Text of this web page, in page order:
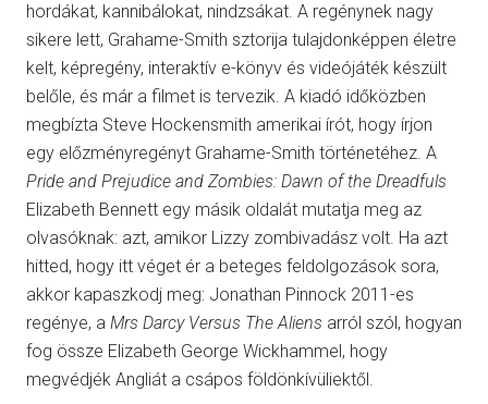
hordákat, kannibálokat, nindzsákat. A regénynek nagy
sikere lett, Grahame-Smith sztorija tulajdonképpen életre
kelt, képregény, interaktív e-könyv és videójáték készült
belőle, és már a filmet is tervezik. A kiadó időközben
megbízta Steve Hockensmith amerikai írót, hogy írjon
egy előzményregényt Grahame-Smith történetéhez. A
Pride and Prejudice and Zombies: Dawn of the Dreadfuls
Elizabeth Bennett egy másik oldalát mutatja meg az
olvasóknak: azt, amikor Lizzy zombivadász volt. Ha azt
hitted, hogy itt véget ér a beteges feldolgozások sora,
akkor kapaszkodj meg: Jonathan Pinnock 2011-es
regénye, a Mrs Darcy Versus The Aliens arról szól, hogyan
fog össze Elizabeth George Wickhammel, hogy
megvédjék Angliát a csápos földönkívüliektől.